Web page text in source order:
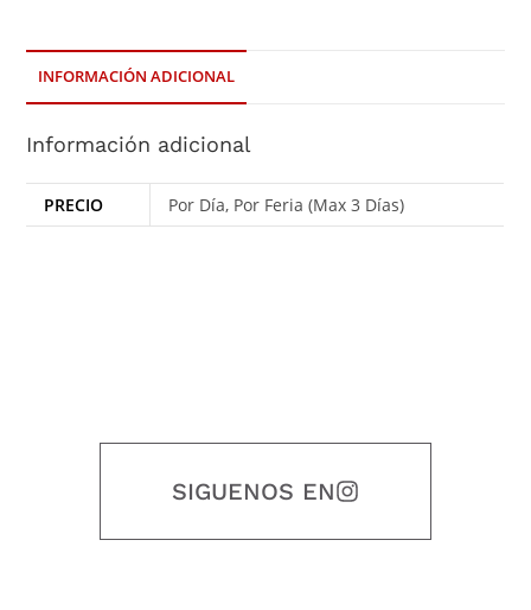
INFORMACIÓN ADICIONAL
Información adicional
PRECIO Por Día, Por Feria (Max 3 Días)
SIGUENOS EN